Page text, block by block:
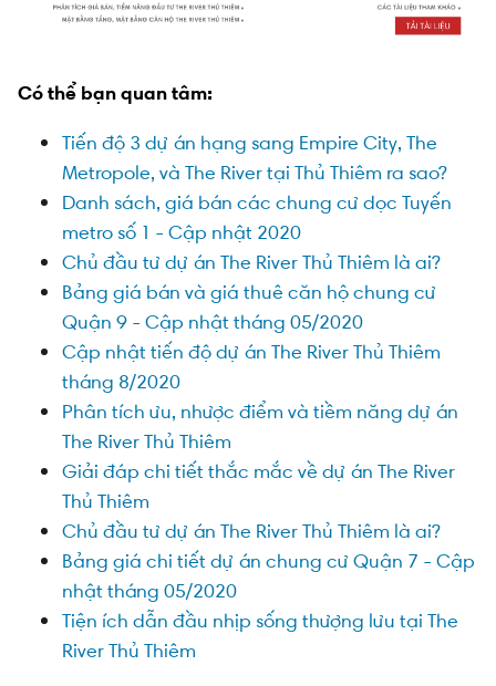
Có thể bạn quan tâm:
Tiến độ 3 dự án hạng sang Empire City, The
Metropole, và The River tại Thủ Thiêm ra sao?
Danh sách, giá bán các chung cư dọc Tuyến
metro số 1 - Cập nhật 2020
Chủ đầu tư dự án The River Thủ Thiêm là ai?
Bảng giá bán và giá thuê căn hộ chung cư
Quận 9 - Cập nhật tháng 05/2020
Cập nhật tiến độ dự án The River Thủ Thiêm
tháng 8/2020
Phân tích ưu, nhược điểm và tiềm năng dự án
The River Thủ Thiêm
Giải đáp chi tiết thắc mắc về dự án The River
Thủ Thiêm
Chủ đầu tư dự án The River Thủ Thiêm là ai?
Bảng giá chi tiết dự án chung cư Quận 7 - Cập
nhật tháng 05/2020
Tiện ích dẫn đầu nhịp sống thượng lưu tại The
River Thủ Thiêm